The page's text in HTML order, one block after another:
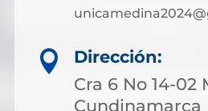

Dirección:
Cra 6 No 14-02
Cundinamarca